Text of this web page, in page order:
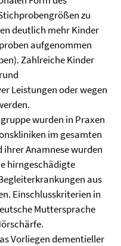
zu
deutlich mehr Kinder
aufgenommen
Zahlreiche Kinder
Leistungen oder wegen
wurden in Praxen
im gesamten
Anamnese wurden
hirngeschädigte
aus
Einschlusskriterien in
Muttersprache
Vorliegen dementieller